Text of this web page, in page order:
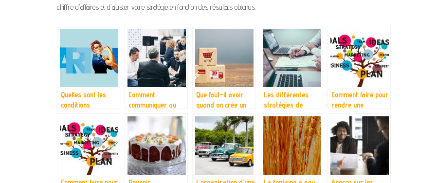
chiffre d'affaires et d'ajuster votre stratégie en fonction des résultats obtenus.
Quelles sont les
conditions
création d’une
entreprise ?
Comment
communiquer au
sein d’une
entreprise ?
Que faut-il avoir
quand on crée un
e-commerce ?
Les différentes
stratégies de
l’entreprise
Comment faire pour
rendre une
entreprise
florissante?